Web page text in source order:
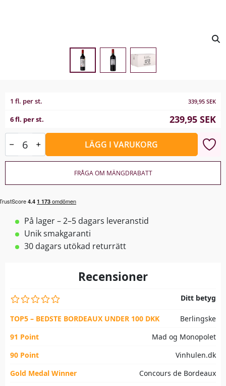
1 fl. per st. 339,95 SEK
6 fl. per st. 239,95 SEK
LÄGG I VARUKORG
FRÅGA OM MÄNGDRABATT
På lager – 2–5 dagars leveranstid
Unik smakgaranti
30 dagars utökad returrätt
Recensioner
Ditt betyg
TOP5 – BEDSTE BORDEAUX UNDER 100 DKK
Berlingske
91 Point
Mad og Monopolet
90 Point
Vinhulen.dk
Gold Medal Winner
Concours de Bordeaux